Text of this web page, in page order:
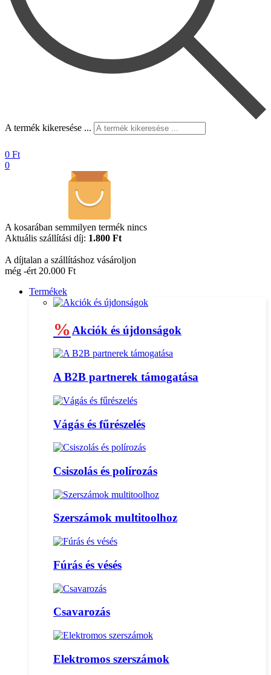
A termék kikeresése ...
0 Ft
0
A kosarában semmilyen termék nincs
Aktuális szállítási díj: 1.800 Ft
A díjtalan a szállításhoz vásároljon
még -ért 20.000 Ft
Termékek
% Akciók és újdonságok
A B2B partnerek támogatása
Vágás és fűrészelés
Csiszolás és polírozás
Szerszámok multitoolhoz
Fúrás és vésés
Csavarozás
Elektromos szerszámok